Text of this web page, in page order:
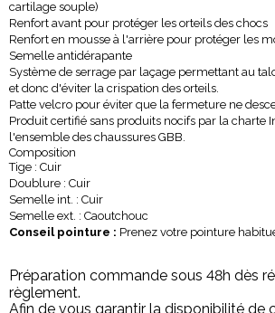
cartilage souple)
Renfort avant pour protéger les orteils des chocs
Renfort en mousse à l'arrière pour protéger les
Semelle antidérapante
Système de serrage par laçage permettant au
et donc d'éviter la crispation des orteils.
Patte velcro pour éviter que la fermeture ne
Produit certifié sans produits nocifs par la charte
l'ensemble des chaussures GBB.
Composition
Tige : Cuir
Doublure : Cuir
Semelle int. : Cuir
Semelle ext. : Caoutchouc
Conseil pointure : Prenez votre pointure
Préparation commande sous 48h dès
règlement.
Afin de vous garantir la disponibilité de